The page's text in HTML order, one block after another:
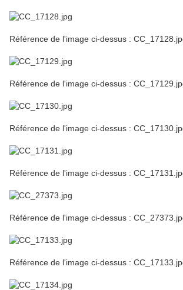
Référence de l'image ci-dessus :
Référence de l'image ci-dessus :
Référence de l'image ci-dessus :
Référence de l'image ci-dessus :
Référence de l'image ci-dessus :
Référence de l'image ci-dessus :